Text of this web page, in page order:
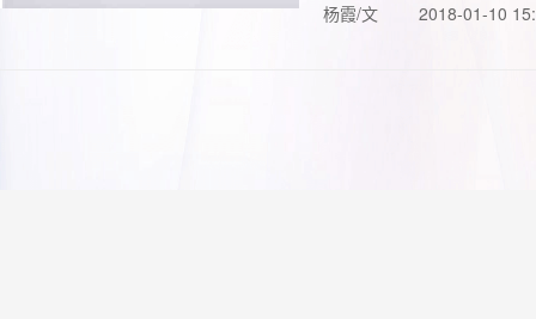
杨霞/文
2018-01-10